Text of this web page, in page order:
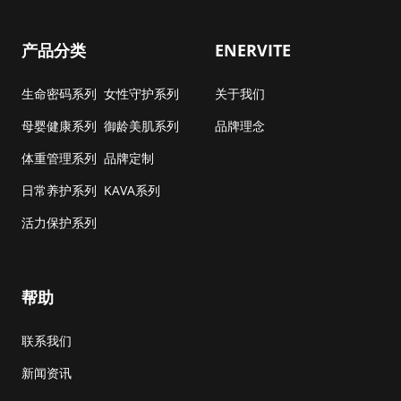
产品分类
生命密码系列
母婴健康系列
体重管理系列
日常养护系列
活力保护系列
女性守护系列
御龄美肌系列
品牌定制
KAVA系列
ENERVITE
关于我们
品牌理念
帮助
联系我们
新闻资讯